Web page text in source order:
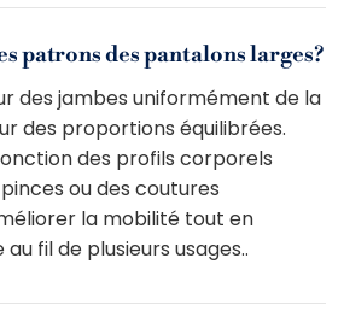
patrons des pantalons larges?
des jambes uniformément de la
des proportions équilibrées.
des profils corporels
ou des coutures
la mobilité tout en
fil de plusieurs usages..